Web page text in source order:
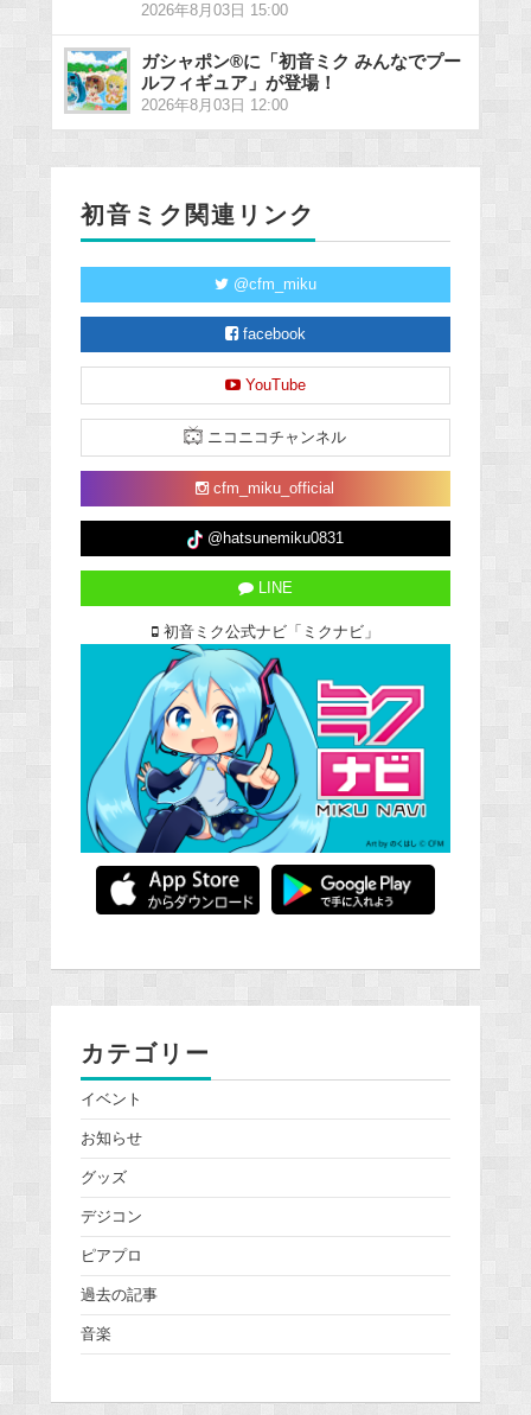
2026年8月03日 15:00
ガシャポン®に「初音ミク みんなでプー
ルフィギュア」が登場！
2026年8月03日 12:00
初音ミク関連リンク
@cfm_miku
facebook
YouTube
ニコニコチャンネル
cfm_miku_official
@hatsunemiku0831
LINE
初音ミク公式ナビ「ミクナビ」
カテゴリー
イベント
お知らせ
グッズ
デジコン
ピアプロ
過去の記事
音楽